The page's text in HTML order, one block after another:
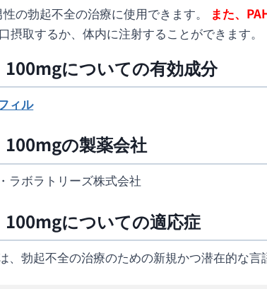
の勃起不全の治療に使用できます。
また、
摂取するか、体内に注射することができます。
100mgについての有効成分
ィル
100mgの製薬会社
ラボラトリーズ株式会社
100mgについての適応症
、勃起不全の治療のための新規かつ潜在的な言